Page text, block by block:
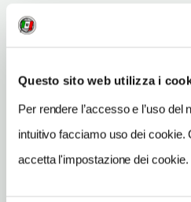
Questo sito web utilizza i
Per rendere l’accesso e l’uso del
intuitivo facciamo uso dei cookie.
accetta l'impostazione dei cookie.
www.hotelmara.ro
receptie@hotelmara.ro
TELEFONO
262226660-262226692
NUMERO CAMERE